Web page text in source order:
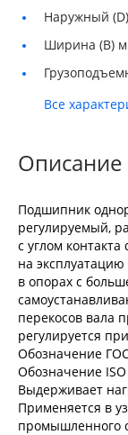
Наружный
Ширина (B)
Все
Описание
Подшипник
регулируемый,
с углом
на
в опорах с
перекосов вала
регулируется
Обозначение
Обозначение
Выдерживает
Применяется в
промышленного